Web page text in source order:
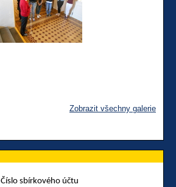
Zobrazit všechny galerie
Číslo sbírkového účtu